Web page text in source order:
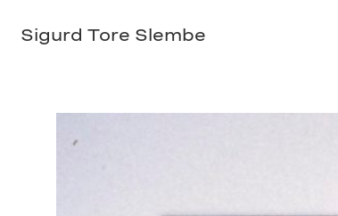
Sigurd Tore Slembe